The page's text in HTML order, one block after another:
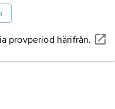
provperiod härifrån.